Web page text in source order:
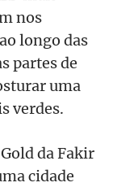
nos
longo das
partes de
uma
verdes.
da Fakir
cidade